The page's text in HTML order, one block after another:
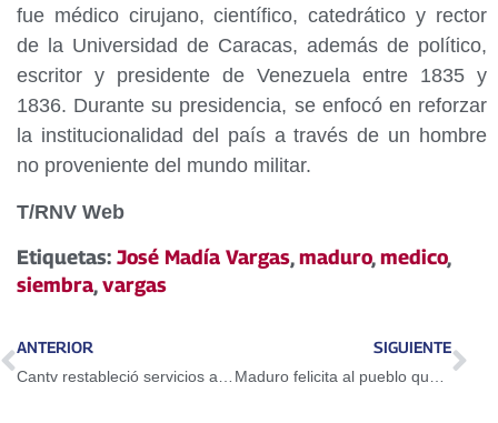
fue médico cirujano, científico, catedrático y rector
de la Universidad de Caracas, además de político,
escritor y presidente de Venezuela entre 1835 y
1836. Durante su presidencia, se enfocó en reforzar
la institucionalidad del país a través de un hombre
no proveniente del mundo militar.
T/RNV Web
Etiquetas: José Madía Vargas,maduro,medico,
siembra,vargas
ANTERIOR
Cantv restableció servicios a más de 1.000 usuarios de la Gran Caracas
SIGUIENTE
Maduro felicita al pueblo que este sábado se moviliza en defensa de la nación